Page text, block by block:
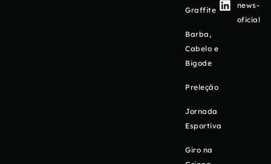
Graffite
Barba,
Cabelo e
Bigode
Preleção
Jornada
Esportiva
Giro na
news-
oficial